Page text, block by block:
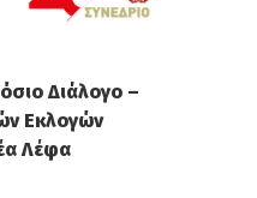
Διάλογο –
Εκλογών
Λέφα